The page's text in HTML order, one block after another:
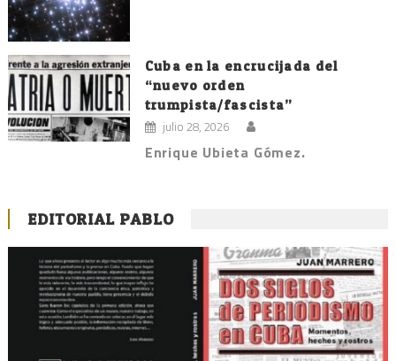
Cuba en la encrucijada del
“nuevo orden
trumpista/fascista”
julio 28, 2026
Enrique Ubieta Gómez.
EDITORIAL PABLO